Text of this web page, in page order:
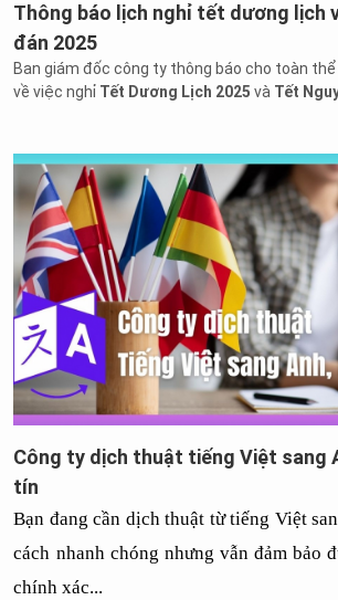
Thông báo lịch nghỉ tết dương lịch
đán 2025
Ban giám đốc công ty thông báo cho toàn thể
về việc nghỉ Tết Dương Lịch 2025 và Tết
Công ty dịch thuật tiếng Việt sang
tín
Bạn đang cần dịch thuật từ tiếng Việt
cách nhanh chóng nhưng vẫn đảm bảo
chính xác...